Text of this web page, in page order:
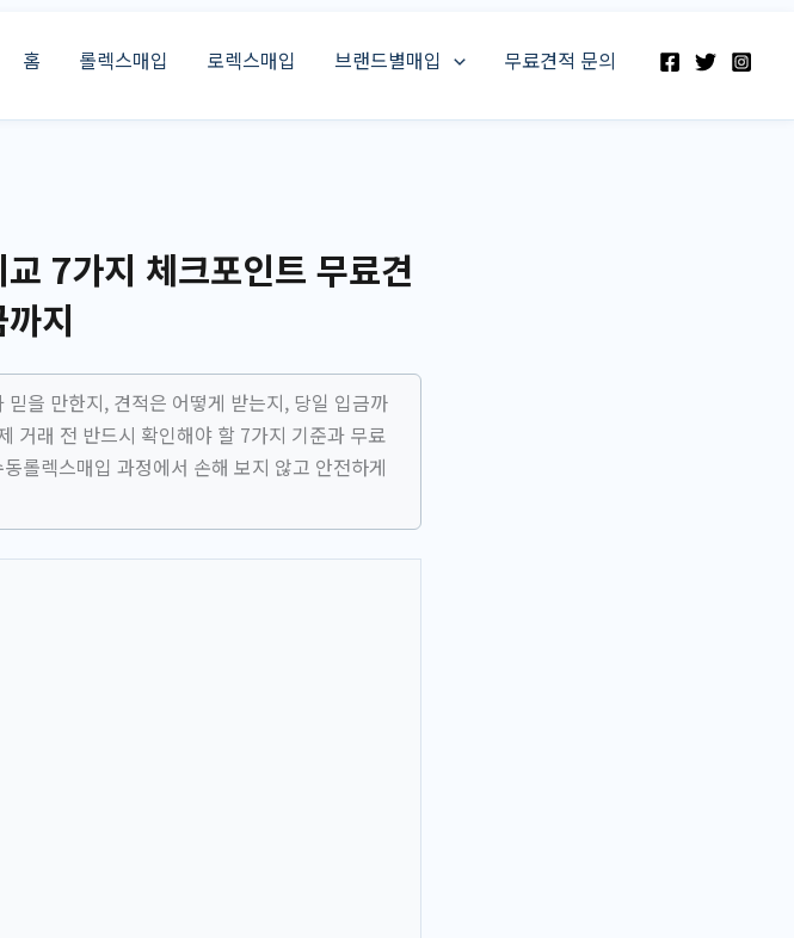
홈 롤렉스매입 로렉스매입 브랜드별매입 무료견적 문의
7가지 체크포인트 무료견
지
을 만한지, 견적은 어떻게 받는지, 당일 입금까
거래 전 반드시 확인해야 할 7가지 기준과 무료
롤렉스매입 과정에서 손해 보지 않고 안전하게